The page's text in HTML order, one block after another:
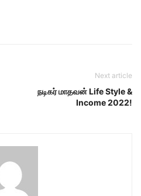
Next article
நடிகர் மாதவன் Life Style &
Income 2022!